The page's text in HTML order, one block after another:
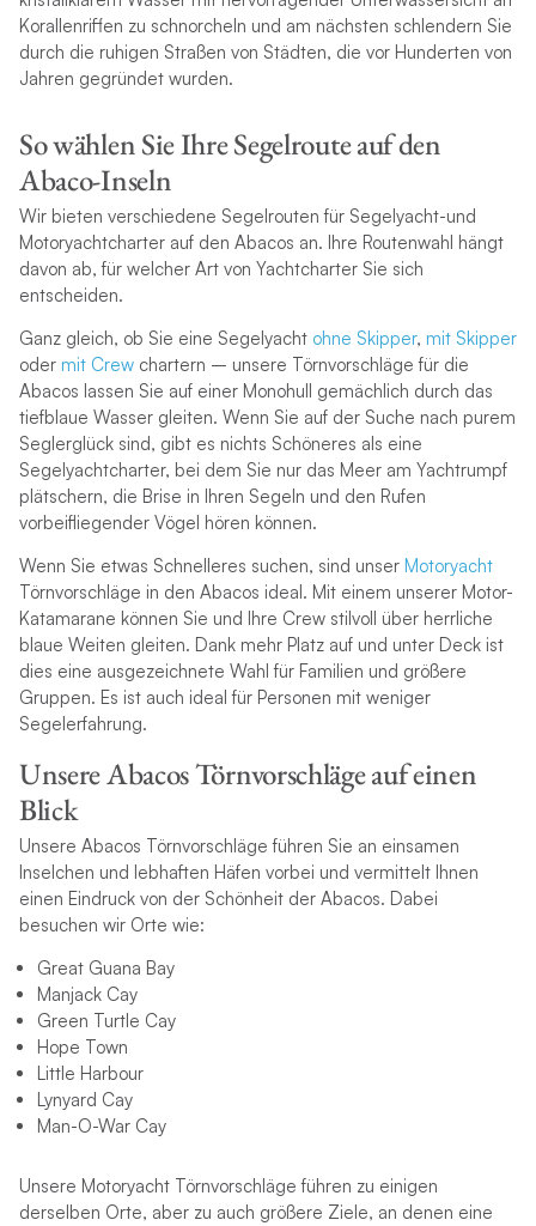
Korallenriffen zu schnorcheln und am nächsten schlendern Sie
durch die ruhigen Straßen von Städten, die vor Hunderten von
Jahren gegründet wurden.
So wählen Sie Ihre Segelroute auf den
Abaco-Inseln
Wir bieten verschiedene Segelrouten für Segelyacht-und
Motoryachtcharter auf den Abacos an. Ihre Routenwahl hängt
davon ab, für welcher Art von Yachtcharter Sie sich
entscheiden.
Ganz gleich, ob Sie eine Segelyacht ohne Skipper, mit Skipper
oder mit Crewchartern – unsere Törnvorschläge für die
Abacos lassen Sie auf einer Monohull gemächlich durch das
tiefblaue Wasser gleiten. Wenn Sie auf der Suche nach purem
Seglerglück sind, gibt es nichts Schöneres als eine
Segelyachtcharter, bei dem Sie nur das Meer am Yachtrumpf
plätschern, die Brise in Ihren Segeln und den Rufen
vorbeifliegender Vögel hören können.
Wenn Sie etwas Schnelleres suchen, sind unser Motoryacht
Törnvorschläge in den Abacos ideal. Mit einem unserer Motor-
Katamarane können Sie und Ihre Crew stilvoll über herrliche
blaue Weiten gleiten. Dank mehr Platz auf und unter Deck ist
dies eine ausgezeichnete Wahl für Familien und größere
Gruppen. Es ist auch ideal für Personen mit weniger
Segelerfahrung.
Unsere Abacos Törnvorschläge auf einen
Blick
Unsere Abacos Törnvorschläge führen Sie an einsamen
Inselchen und lebhaften Häfen vorbei und vermittelt Ihnen
einen Eindruck von der Schönheit der Abacos. Dabei
besuchen wir Orte wie:
Great Guana Bay
Manjack Cay
Green Turtle Cay
Hope Town
Little Harbour
Lynyard Cay
Man-O-War Cay
Unsere Motoryacht Törnvorschläge führen zu einigen
derselben Orte, aber zu auch größere Ziele, an denen eine